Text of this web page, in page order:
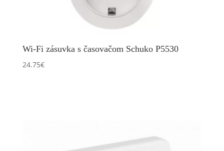
Wi-Fi zásuvka s časovačom Schuko P5530
24.75€